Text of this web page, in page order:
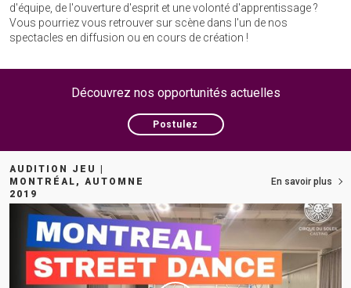
d'équipe, de l'ouverture d'esprit et une volonté d'apprentissage ?
Vous pourriez vous retrouver sur scène dans l'un de nos
spectacles en diffusion ou en cours de création !
Découvrez nos opportunités actuelles
Postulez
AUDITION JEU |
MONTRÉAL, AUTOMNE
2019
En savoir plus